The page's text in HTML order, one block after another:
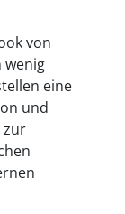
von
wenig
eine
und
zur